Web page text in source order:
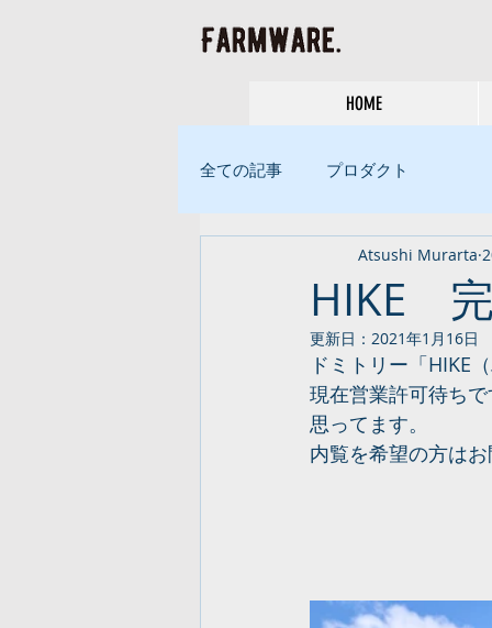
HOME
全ての記事 プロダクト
HIKE
Atsushi Murarta
更新日： 2021年1月16日
ドミトリー「HIKE
現在営業許可待ち
思ってます。
内覧を希望の方は